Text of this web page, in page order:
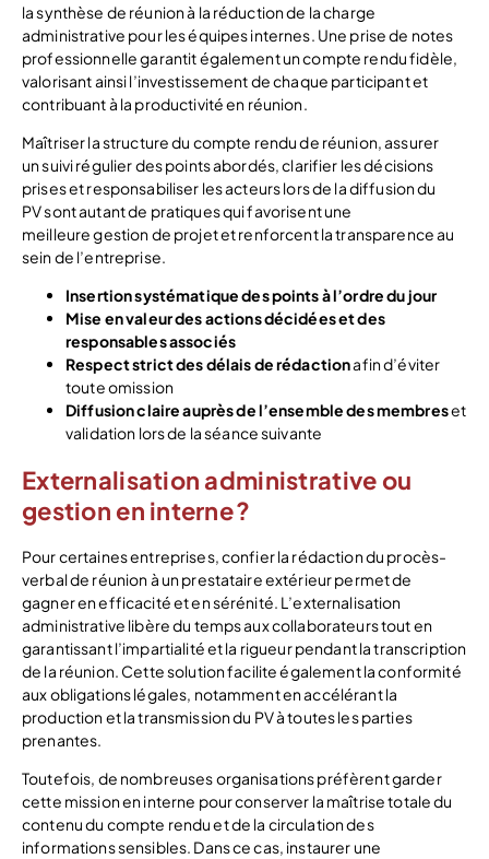
la synthèse de réunion à la réduction de la charge
administrative pour les équipes internes. Une prise de notes
professionnelle garantit également un compte rendu fidèle,
valorisant ainsi l’investissement de chaque participant et
contribuant à la productivité en réunion.
Maîtriser la structure du compte rendu de réunion, assurer
un suivi régulier des points abordés, clarifier les décisions
prises et responsabiliser les acteurs lors de la diffusion du
PV sont autant de pratiques qui favorisent une
meilleure gestion de projet et renforcent la transparence au
sein de l’entreprise.
Insertion systématique des points à l’ordre du jour
Mise en valeur des actions décidées et des
responsables associés
Respect strict des délais de rédactionafin d’éviter
toute omission
Diffusion claire auprès de l’ensemble des membreset
validation lors de la séance suivante
Externalisation administrative ou
gestion en interne ?
Pour certaines entreprises, confier la rédaction du procès-
verbal de réunion à un prestataire extérieur permet de
gagner en efficacité et en sérénité. L’externalisation
administrative libère du temps aux collaborateurs tout en
garantissant l’impartialité et la rigueur pendant la transcription
de la réunion. Cette solution facilite également la conformité
aux obligations légales, notamment en accélérant la
production et la transmission du PV à toutes les parties
prenantes.
Toutefois, de nombreuses organisations préfèrent garder
cette mission en interne pour conserver la maîtrise totale du
contenu du compte rendu et de la circulation des
informations sensibles. Dans ce cas, instaurer une